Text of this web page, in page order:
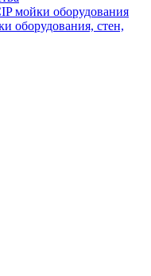
мойки оборудования
оборудования, стен,